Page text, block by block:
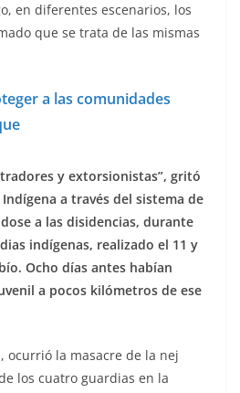
en diferentes escenarios, los
que se trata de las mismas
a las comunidades
y extorsionistas”, gritó
a través del sistema de
a las disidencias, durante
indígenas, realizado el 11 y
Ocho días antes habían
a pocos kilómetros de ese
ocurrió la masacre de la nej
los cuatro guardias en la